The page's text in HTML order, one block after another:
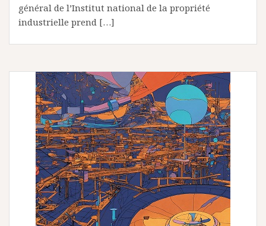
général de l’Institut national de la propriété
industrielle prend […]